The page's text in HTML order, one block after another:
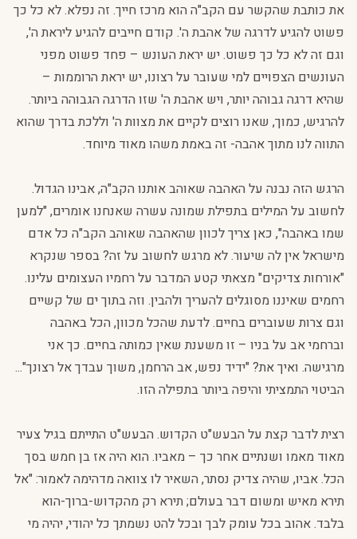
את כותבת שהקשר עם הקב"ה הוא מרכז חייך. זה נפלא. לא כל כך
פשוט להגיע לדרגה של אהבת ה'. קודם חייבים להגיע ליראת ה',
וגם זה לא כל כך פשוט. יש יראת העונש – פחד פשוט מפני
העונשים הצפויים למי שעובר על רצונו, יש יראת הרוממות –
שהיא דרגה גבוהה יותר, ויש אהבת ה' שזו הדרגה הגבוהה ביותר.
להרגיש, כמוך, שאנו רוצים לקיים את מצוות ה' וללכת בדרך שהוא
התווה לנו מתוך אהבה- זה באמת משהו מאוד מיוחד.
הרגש הזה נבנה על האהבה שאוהב אותנו הקב"ה, אבינו הגדול.
לחשוב על המילים בתפילת שמונה עשרה שאנחנו אומרים, "למען
שמו באהבה", כאן צריך לכוון שהאהבה שאוהב הקב"ה כל אדם
מישראל אין לה שיעור. לא מרגש לחשוב על זה? בספר שנקרא
"אורחות צדיקים" מצאתי קטע המדבר על רחמיו העצומים עלינו.
רחמים שאיננו מסוגלים להעריך ולהבין. וזה בתוך ים של קשיים
וגם צרות שעוברים בחיים. לדעת שהכל מכוון, הכל באהבה
וברחמי אב על בניו – זו משענת שאין כמותה בחיים. כך אני
מרגישה. ואיך את? "ידיד נפש, אב הרחמן, משוך עבדך אל רצונך"...
הביטוי התמציתי והיפה ביותר בתפילה הזו.
רצית לדבר קצת על הבעש"ט הקדוש. הבעש"ט התייתם בגיל צעיר
מאוד מאמו ושנתיים אחר כך – מאביו. הוא היה אז בן חמש בסך
הכל. אביו, שהיה צדיק נסתר, השאיר לו צוואה מדהימה לאמור: "אל
תירא מאיש ומשום דבר בעולם; תירא רק מהקדוש-ברוך-הוא
בלבד. אהוב בכל עומק לבך ובכל להט נשמתך כל יהודי, יהיה מי